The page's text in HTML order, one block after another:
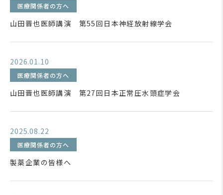
医療関係者の方へ
山田晋也医師講演 第55回日本神経放射線学会
2026.01.10
医療関係者の方へ
山田晋也医師講演 第27回日本正常圧水頭症学会
2025.08.22
医療関係者の方へ
製薬企業の皆様へ